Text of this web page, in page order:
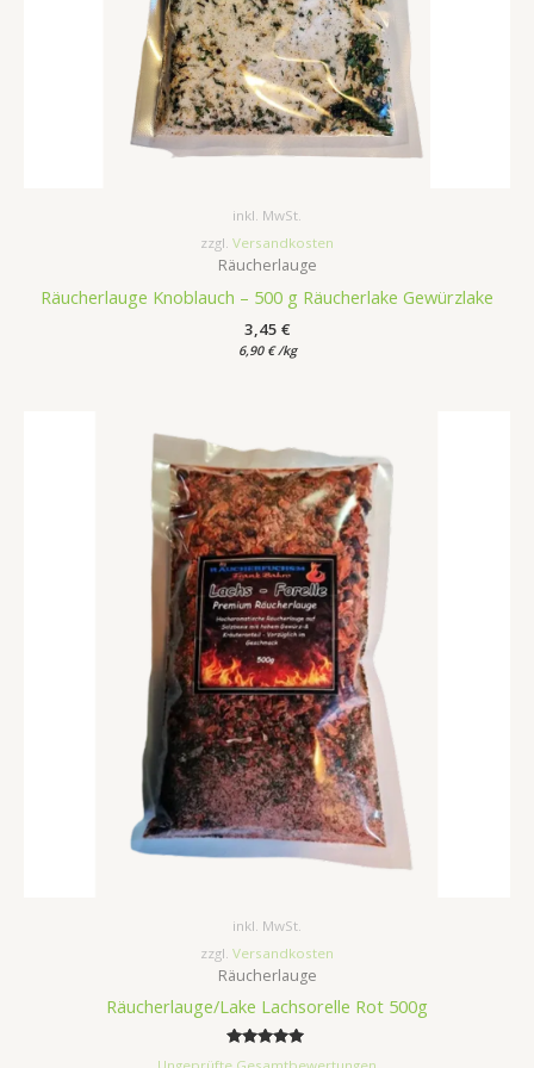
inkl. MwSt.
zzgl. Versandkosten
Räucherlauge
Räucherlauge Knoblauch – 500 g Räucherlake Gewürzlake
3,45 €
6,90 € /kg
inkl. MwSt.
zzgl. Versandkosten
Räucherlauge
Räucherlauge/Lake Lachsorelle Rot 500g
Bewertet